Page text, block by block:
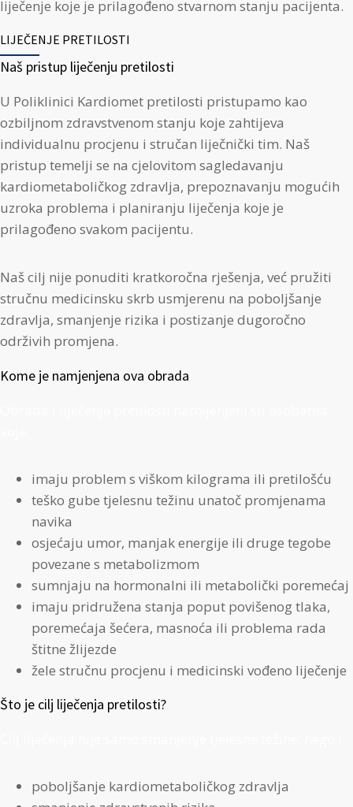
liječenje koje je prilagođeno stvarnom stanju pacijenta.
LIJEČENJE PRETILOSTI
Naš pristup liječenju pretilosti
U Poliklinici Kardiomet pretilosti pristupamo kao
ozbiljnom zdravstvenom stanju koje zahtijeva
individualnu procjenu i stručan liječnički tim. Naš
pristup temelji se na cjelovitom sagledavanju
kardiometaboličkog zdravlja, prepoznavanju mogućih
uzroka problema i planiranju liječenja koje je
prilagođeno svakom pacijentu.
Naš cilj nije ponuditi kratkoročna rješenja, već pružiti
stručnu medicinsku skrb usmjerenu na poboljšanje
zdravlja, smanjenje rizika i postizanje dugoročno
održivih promjena.
Kome je namjenjena ova obrada
imaju problem s viškom kilograma ili pretilošću
teško gube tjelesnu težinu unatoč promjenama
navika
osjećaju umor, manjak energije ili druge tegobe
povezane s metabolizmom
sumnjaju na hormonalni ili metabolički poremećaj
imaju pridružena stanja poput povišenog tlaka,
poremećaja šećera, masnoća ili problema rada
štitne žlijezde
žele stručnu procjenu i medicinski vođeno liječenje
Što je cilj liječenja pretilosti?
poboljšanje kardiometaboličkog zdravlja